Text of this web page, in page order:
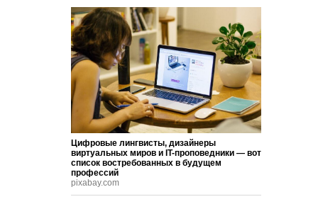
Цифровые лингвисты, дизайнеры
виртуальных миров и IT-проповедники — вот
список востребованных в будущем
профессий
pixabay.com